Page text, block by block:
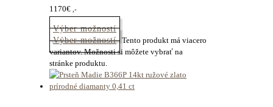
1170€ ,-
Výber možností
Výber možností Tento produkt má viacero
variantov. Možnosti si môžete vybrať na
stránke produktu.